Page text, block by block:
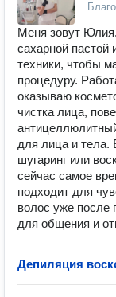
Меня зовут
сахарной
техники, чтобы
процедуру.
оказываю
чистка лица,
для лица и тела.
шугаринг или
сейчас самое
подходит для
волос уже после
для общения и
Депиляция